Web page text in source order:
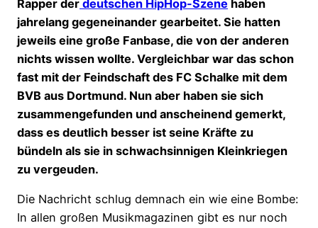
Rapper der deutschen HipHop-Szene haben
jahrelang gegeneinander gearbeitet. Sie hatten
jeweils eine große Fanbase, die von der anderen
nichts wissen wollte. Vergleichbar war das schon
fast mit der Feindschaft des FC Schalke mit dem
BVB aus Dortmund. Nun aber haben sie sich
zusammengefunden und anscheinend gemerkt,
dass es deutlich besser ist seine Kräfte zu
bündeln als sie in schwachsinnigen Kleinkriegen
zu vergeuden.
Die Nachricht schlug demnach ein wie eine Bombe:
In allen großen Musikmagazinen gibt es nur noch